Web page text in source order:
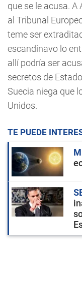
que se le acusa.
al Tribunal
teme ser
escandinavo lo
allí podría ser
secretos de
Suecia niega que
Unidos.
TE PUEDE